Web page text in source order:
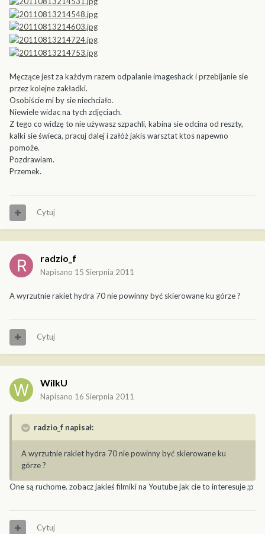
Męczące jest za każdym razem odpalanie imageshack i przebijanie sie
przez kolejne zakładki.
Osobiście mi by sie niechciało.
Niewiele widac na tych zdjęciach.
Z tego co widzę to nie używasz szpachli, kabina sie odcina od reszty,
kalki sie świeca, pracuj dalej i załóż jakis warsztat ktos napewno
pomoże.
Pozdrawiam.
Przemek.
Cytuj
radzio_f
Napisano 15 Sierpnia 2011
A wyrzutnie rakiet hydra 70 nie powinny być skierowane ku górze ?
Cytuj
WilkU
Napisano 16 Sierpnia 2011
radzio_f napisał:
A wyrzutnie rakiet hydra 70 nie powinny być skierowane ku
górze ?
One są ruchome. zobacz jakieś filmiki na Youtube jak cie to interesuje ;p
Cytuj